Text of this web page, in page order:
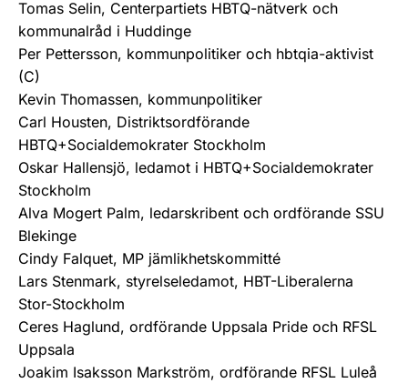
Tomas Selin, Centerpartiets HBTQ-nätverk och
kommunalråd i Huddinge
Per Pettersson, kommunpolitiker och hbtqia-aktivist
(C)
Kevin Thomassen, kommunpolitiker
Carl Housten, Distriktsordförande
HBTQ+Socialdemokrater Stockholm
Oskar Hallensjö, ledamot i HBTQ+Socialdemokrater
Stockholm
Alva Mogert Palm, ledarskribent och ordförande SSU
Blekinge
Cindy Falquet, MP jämlikhetskommitté
Lars Stenmark, styrelseledamot, HBT-Liberalerna
Stor-Stockholm
Ceres Haglund, ordförande Uppsala Pride och RFSL
Uppsala
Joakim Isaksson Markström, ordförande RFSL Luleå